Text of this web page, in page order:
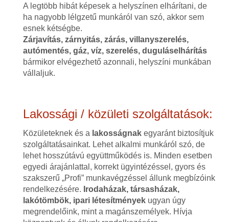
A legtöbb hibát képesek a helyszínen elhárítani, de
ha nagyobb lélgzetű munkáról van szó, akkor sem
esnek kétségbe.
Zárjavítás, zárnyitás, zárás, villanyszerelés,
autómentés, gáz, víz, szerelés, duguláselhárítás
bármikor elvégezhető azonnali, helyszíni munkában
vállaljuk.
Lakossági / közületi szolgáltatások:
Közületeknek és a lakosságnakegyaránt biztosítjuk
szolgáltatásainkat. Lehet alkalmi munkáról szó, de
lehet hosszútávú együttműködés is. Minden esetben
egyedi árajánlattal, korrekt ügyintézéssel, gyors és
szakszerű „Profi” munkavégzéssel állunk megbízóink
rendelkezésére. Irodaházak, társasházak,
lakótömbök, ipari létesítményekugyan úgy
megrendelőink, mint a magánszemélyek. Hívja